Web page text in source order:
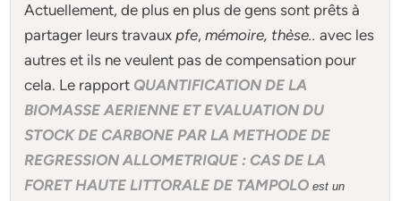
Actuellement, de plus en plus de gens sont prêts à
partager leurs travauxpfe,mémoire, thèse.. avec les
autres et ils ne veulent pas de compensation pour
cela. Le rapport QUANTIFICATION DE LA
BIOMASSE AERIENNE ET EVALUATION DU
STOCK DE CARBONE PAR LA METHODE DE
REGRESSION ALLOMETRIQUE : CAS DE LA
FORET HAUTE LITTORALE DE TAMPOLO est un